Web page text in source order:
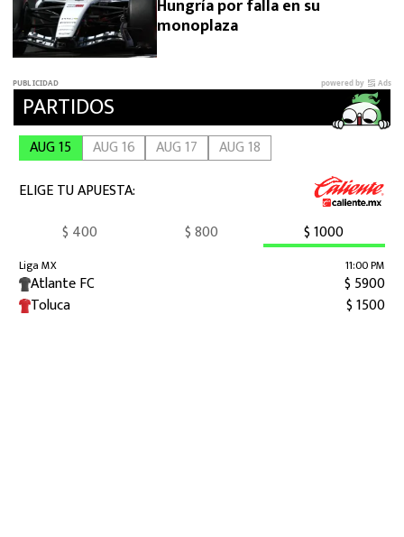
Hungría por falla en su
monoplaza